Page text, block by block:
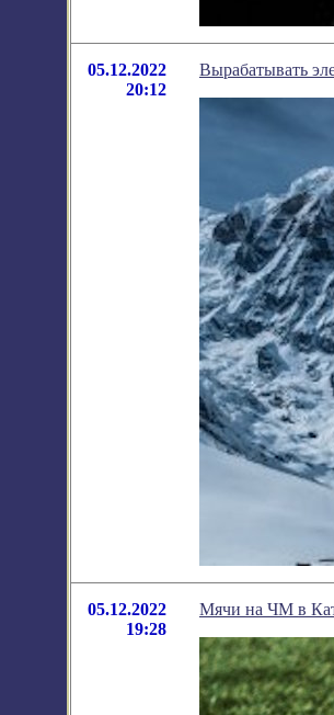
05.12.2022
20:12
Вырабатывать
05.12.2022
19:28
Мячи на ЧМ в